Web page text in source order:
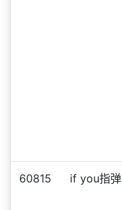
60815 if you指弹